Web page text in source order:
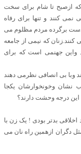
که ازصبح تا شام برای سخت
کنند و تنها برای رفاه
برگرده مردم مظلوم می
که نیمی از جامعه
جهنمی است که برای
وبا بی انصافی نظرمی دهند
نشان وخونخوارشان یکجا
این درجه وحشت دارند؟
بدتر بودی ! یک زن با
دگران ازهمین راه نان می